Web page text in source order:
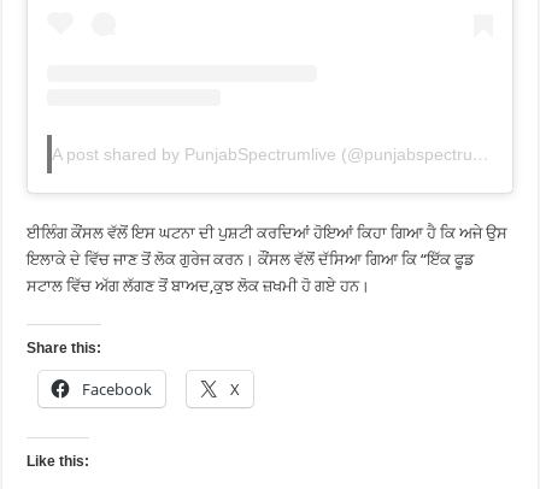
A post shared by PunjabSpectrumlive (@punjabspectrumlive)
ਈਲਿੰਗ ਕੌਂਸਲ ਵੱਲੋਂ ਇਸ ਘਟਨਾ ਦੀ ਪੁਸ਼ਟੀ ਕਰਦਿਆਂ ਹੋਇਆਂ ਕਿਹਾ ਗਿਆ ਹੈ ਕਿ ਅਜੇ ਉਸ
ਇਲਾਕੇ ਦੇ ਵਿੱਚ ਜਾਣ ਤੋਂ ਲੋਕ ਗੁਰੇਜ ਕਰਨ। ਕੌਂਸਲ ਵੱਲੋਂ ਦੱਸਿਆ ਗਿਆ ਕਿ “ਇੱਕ ਫੂਡ
ਸਟਾਲ ਵਿੱਚ ਅੱਗ ਲੱਗਣ ਤੋਂ ਬਾਅਦ,ਕੁਝ ਲੋਕ ਜ਼ਖਮੀ ਹੋ ਗਏ ਹਨ।
Share this:
Facebook X
Like this: